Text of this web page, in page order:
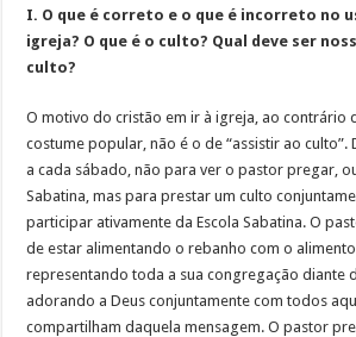
I. O que é correto e o que é incorreto no
igreja? O que é o culto? Qual deve ser
culto?
O motivo do cristão em ir à igreja, ao contrário
costume popular, não é o de “assistir ao culto”.
a cada sábado, não para ver o pastor pregar,
Sabatina, mas para prestar um culto
participar ativamente da Escola Sabatina. O
de estar alimentando o rebanho com o
representando toda a sua congregação diante
adorando a Deus conjuntamente com todos
compartilham daquela mensagem. O pastor